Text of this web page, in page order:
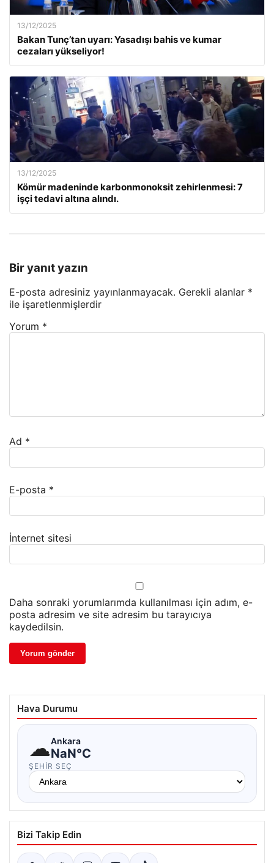
13/12/2025
Bakan Tunç’tan uyarı: Yasadışı bahis ve kumar
cezaları yükseliyor!
13/12/2025
Kömür madeninde karbonmonoksit zehirlenmesi: 7
işçi tedavi altına alındı.
Bir yanıt yazın
E-posta adresiniz yayınlanmayacak. Gerekli alanlar *
ile işaretlenmişlerdir
Yorum *
Ad *
E-posta *
İnternet sitesi
Daha sonraki yorumlarımda kullanılması için adım, e-
posta adresim ve site adresim bu tarayıcıya
kaydedilsin.
Hava Durumu
☁Ankara
NaN°C
ŞEHIR SEÇ
Bizi Takip Edin